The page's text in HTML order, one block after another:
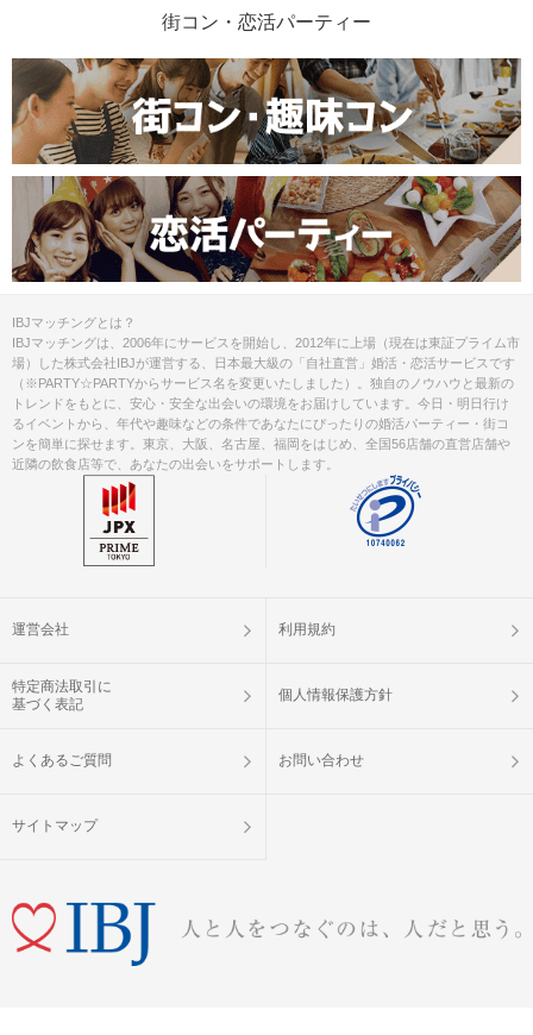
街コン・恋活パーティー
IBJマッチングとは？
IBJマッチングは、2006年にサービスを開始し、2012年に上場（現在は東証プライム市
場）した株式会社IBJが運営する、日本最大級の「自社直営」婚活・恋活サービスです
（※PARTY☆PARTYからサービス名を変更いたしました）。独自のノウハウと最新の
トレンドをもとに、安心・安全な出会いの環境をお届けしています。今日・明日行け
るイベントから、年代や趣味などの条件であなたにぴったりの婚活パーティー・街コ
ンを簡単に探せます。東京、大阪、名古屋、福岡をはじめ、全国56店舗の直営店舗や
近隣の飲食店等で、あなたの出会いをサポートします。
運営会社 利用規約
特定商法取引に
基づく表記
個人情報保護方針
よくあるご質問 お問い合わせ
サイトマップ